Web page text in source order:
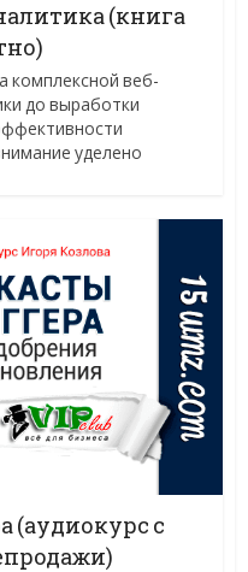
(книга
комплексной веб-
до выработки
уделено
(аудиокурс с